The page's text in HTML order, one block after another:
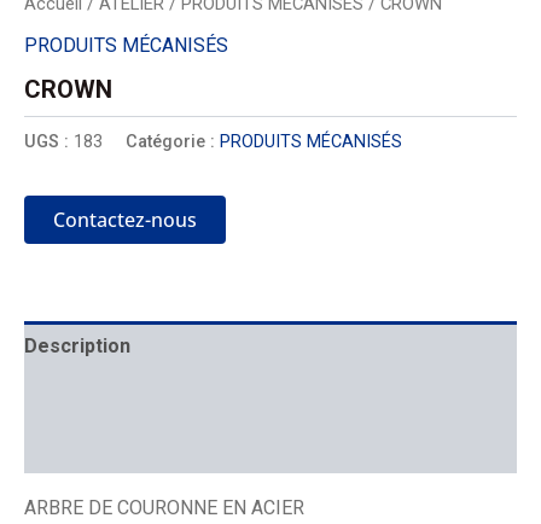
PRODUITS MÉCANISÉS
CROWN
UGS : 183 Catégorie : PRODUITS MÉCANISÉS
Contactez-nous
Description
ARBRE DE COURONNE EN ACIER